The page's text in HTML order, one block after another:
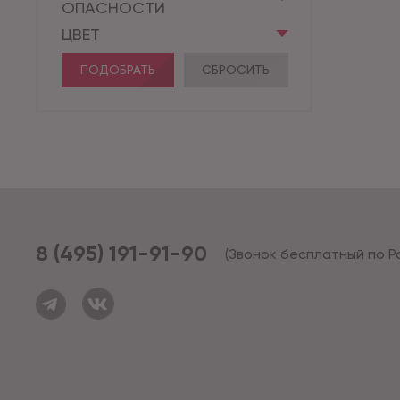
ОПАСНОСТИ
ЦВЕТ
ПОДОБРАТЬ СБРОСИТЬ
8 (495) 191-91-90 (Звонок бесплатный по